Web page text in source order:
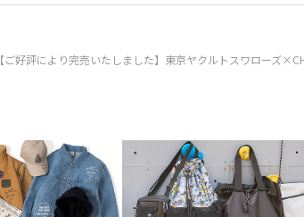
【ご好評により完売いたしました】東京ヤクルトスワローズ